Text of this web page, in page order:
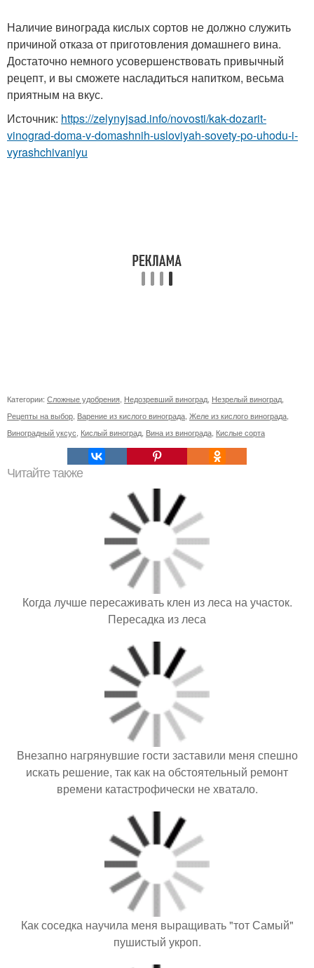
Наличие винограда кислых сортов не должно служить
причиной отказа от приготовления домашнего вина.
Достаточно немного усовершенствовать привычный
рецепт, и вы сможете насладиться напитком, весьма
приятным на вкус.
Источник: https://zelynyjsad.info/novosti/kak-dozarit-
vinograd-doma-v-domashnih-usloviyah-sovety-po-uhodu-i-
vyrashchivaniyu
Категории: Сложные удобрения Недозревший виноград Незрелый виноград
Рецепты на выбор Варение из кислого винограда Желе из кислого винограда
Виноградный уксус Кислый виноград Вина из винограда Кислые сорта
Читайте также
Когда лучше пересаживать клен из леса на участок.
Пересадка из леса
Внезапно нагрянувшие гости заставили меня спешно
искать решение, так как на обстоятельный ремонт
времени катастрофически не хватало.
Как соседка научила меня выращивать "тот Самый"
пушистый укроп.